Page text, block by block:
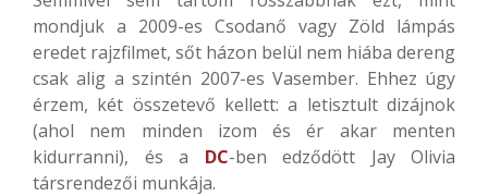
mondjuk a 2009-es Csodanő vagy Zöld lámpás
eredet rajzfilmet, sőt házon belül nem hiába dereng
csak alig a szintén 2007-es Vasember. Ehhez úgy
érzem, két összetevő kellett: a letisztult dizájnok
(ahol nem minden izom és ér akar menten
kidurranni), és a DC-ben edződött Jay Olivia
társrendezői munkája.